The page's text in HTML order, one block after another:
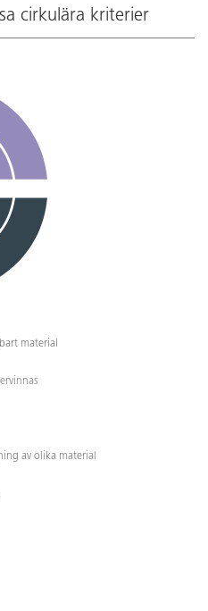
cirkulära kriterier
material
av olika material